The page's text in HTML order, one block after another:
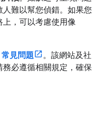
難以幫您偵錯。如果您
，可以考慮使用像
見問題
。該網站及社
必遵循相關規定，確保